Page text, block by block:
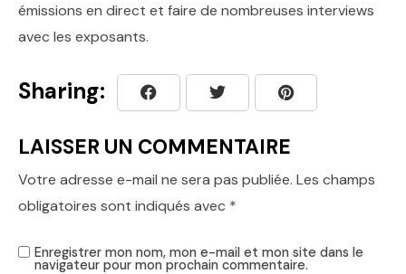
émissions en direct et faire de nombreuses interviews
avec les exposants.
Sharing:
LAISSER UN COMMENTAIRE
Votre adresse e-mail ne sera pas publiée. Les champs
obligatoires sont indiqués avec *
Enregistrer mon nom, mon e-mail et mon site dans le
navigateur pour mon prochain commentaire.